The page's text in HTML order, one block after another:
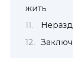
жить